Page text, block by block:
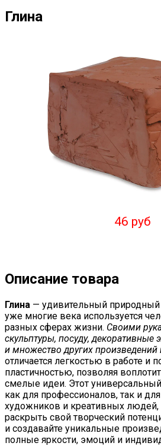
Глина
46 руб
Описание товара
Глина — удивительный
уже многие века используется
разных сферах жизни. Своими
скульптуры, посуду, декоративные
и множество других произведений
отличается легкостью в работе и
пластичностью, позволяя
смелые идеи. Этот
как для профессионалов, так и
художников и креативных людей,
раскрыть свой творческий
и создавайте уникальные
полные яркости, эмоций и